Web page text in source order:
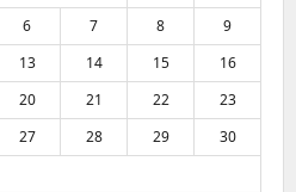
6 7 8
9
13 14 15
16
20 21 22
23
27 28 29
30